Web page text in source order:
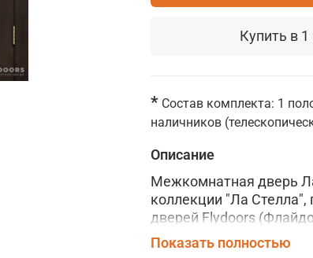
Купить в 1
* Состав комплекта: 1
наличников
Описание
Межкомнатная дверь
коллекции "Ла Стелла",
дверей Flydoors
царговую конструкцию,
Показать полностью